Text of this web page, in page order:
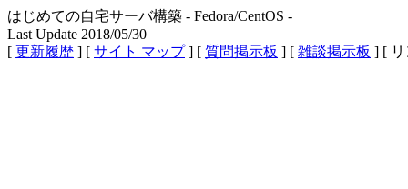
はじめての自宅サーバ構築 - Fedora/CentOS -
Last Update 2018/05/30
[ 更新履歴 ] [ サイト マップ] [ 質問掲示板 ] [ 雑談掲示板 ] [